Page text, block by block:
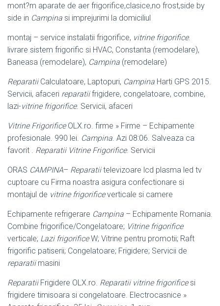
mont?m aparate de aer frigorifice,clasice,no frost,side by
side in Campina si imprejurimi la domiciliul
montaj – service instalatii frigorifice, vitrine frigorifice.
livrare sistem frigorific si HVAC, Constanta (remodelare),
Baneasa (remodelare), Campina (remodelare)
ReparatiiCalculatoare, Laptopuri, Campina Harti GPS 2015.
Servicii, afaceri reparatiifrigidere, congelatoare, combine,
lazi-vitrine frigorifice. Servicii, afaceri
Vitrine FrigorificeOLX.ro. firme » Firme – Echipamente
profesionale. 990 lei. Campina. Azi 08:06. Salveaza ca
favorit . Reparatii Vitrine Frigorifice. Servicii
ORAS CAMPINA– Reparatiitelevizoare lcd plasma led tv
cuptoare cu Firma noastra asigura confectionare si
montajul de vitrine frigorificeverticale si camere
Echipamente refrigerare Campina – Echipamente Romania.
Combine frigorifice/Congelatoare; Vitrine frigorifice
verticale; Lazi frigorificeW; Vitrine pentru promotii; Raft
frigorific patiserii; Congelatoare; Frigidere; Servicii de
reparatiimasini
ReparatiiFrigidere OLX.ro. Reparatii vitrine frigorificesi
frigidere timisoara si congelatoare. Electrocasnice »